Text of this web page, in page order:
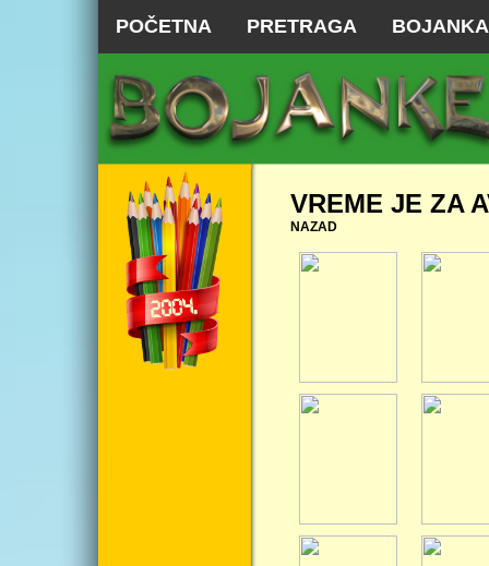
POČETNA PRETRAGA BOJANKA
VREME JE ZA
NAZAD